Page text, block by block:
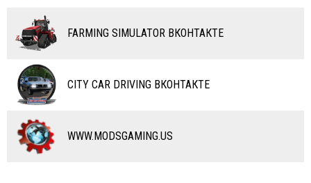
RC ТРАНСПОРТ
КАРТЫ
ЧИТЫ
ПРОГРАММЫ
РАЗНОЕ
FARMING SIMULATOR ВКОНТАКТЕ
CITY CAR DRIVING ВКОНТАКТЕ
WWW.MODSGAMING.US